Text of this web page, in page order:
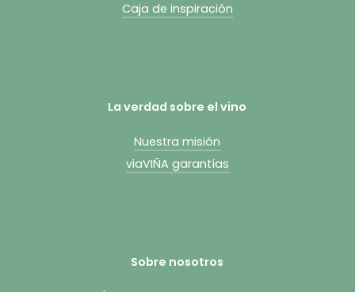
Caja de inspiración
La verdad sobre el vino
Nuestra misión
viaVIÑA garantías
Sobre nosotros